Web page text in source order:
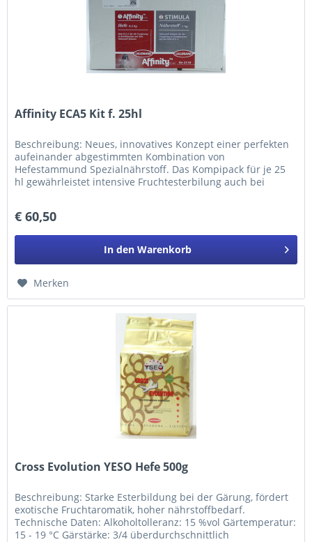
Affinity ECA5 Kit f. 25hl
Beschreibung: Neues, innovatives Konzept einer perfekten
aufeinander abgestimmten Kombination von
Hefestammund Spezialnährstoff. Das Kompipack für je 25
hl gewährleistet intensive Fruchtesterbilung auch bei
€ 60,50
In den Warenkorb
Merken
Cross Evolution YESO Hefe 500g
Beschreibung: Starke Esterbildung bei der Gärung, fördert
exotische Fruchtaromatik, hoher nährstoffbedarf.
Technische Daten: Alkoholtolleranz: 15 %vol Gärtemperatur:
15 - 19 °C Gärstärke: 3/4 überdurchschnittlich